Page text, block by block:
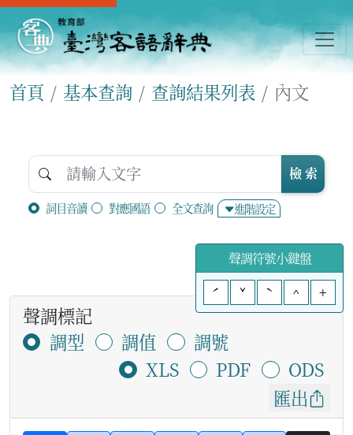
首頁 基本查詢 查詢結果列表 內文
詞目音讀 對應國語 全文查詢 進階設定
檢 索
聲調符號小鍵盤
ˊ
ˇ ˋ ^ +
聲調標記
調型
調值
調號
XLS
PDF
ODS
匯出